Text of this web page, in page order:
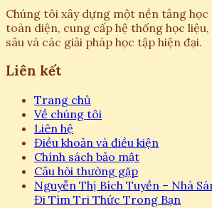
Chúng tôi xây dựng một nền tảng
toàn diện, cung cấp hệ thống học
sâu và các giải pháp học tập hiện đại.
Liên kết
Trang chủ
Về chúng tôi
Liên hệ
Điều khoản và điều kiện
Chính sách bảo mật
Câu hỏi thường gặp
Nguyễn Thị Bích Tuyền – Nhà
Đi Tìm Tri Thức Trong Bạn